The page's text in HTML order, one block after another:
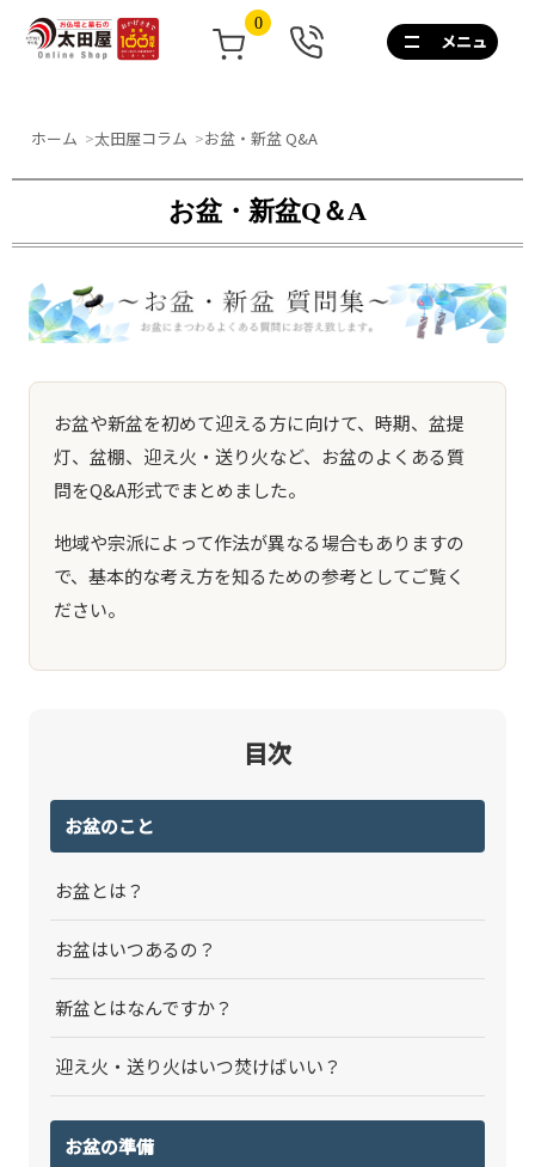
0
0120-
267-
話
料
10:00~17:00/
土
祝
も
業
ホーム 太田屋コラム お盆・新盆 Q&A
お盆・新盆Q＆A
お盆や新盆を初めて迎える方に向けて、時期、盆提
灯、盆棚、迎え火・送り火など、お盆のよくある質
問をQ&A形式でまとめました。
地域や宗派によって作法が異なる場合もありますの
で、基本的な考え方を知るための参考としてご覧く
ださい。
目次
お盆のこと
お盆とは？
お盆はいつあるの？
新盆とはなんですか？
迎え火・送り火はいつ焚けばいい？
お盆の準備